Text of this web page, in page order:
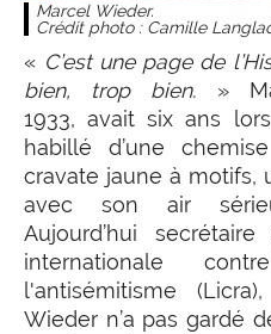
Marcel Wieder.
Crédit photo : Camille
« C’est une page de
bien, trop bien.»
1933, avait six ans
habillé d’une
cravate jaune à motifs,
avec son air
Aujourd’hui
internationale
l'antisémitisme
Wieder n’a pas gardé